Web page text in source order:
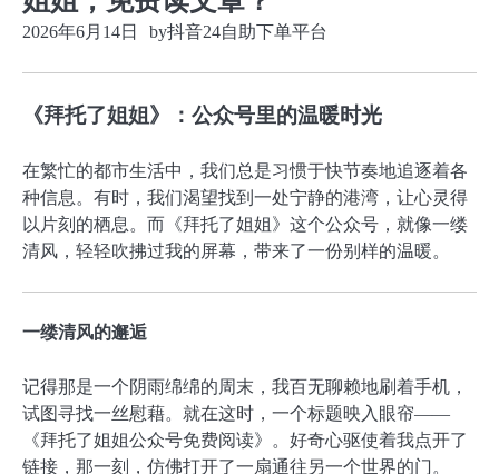
2026年6月14日 by抖音24自助下单平台
《拜托了姐姐》：公众号里的温暖时光
在繁忙的都市生活中，我们总是习惯于快节奏地追逐着各
种信息。有时，我们渴望找到一处宁静的港湾，让心灵得
以片刻的栖息。而《拜托了姐姐》这个公众号，就像一缕
清风，轻轻吹拂过我的屏幕，带来了一份别样的温暖。
一缕清风的邂逅
记得那是一个阴雨绵绵的周末，我百无聊赖地刷着手机，
试图寻找一丝慰藉。就在这时，一个标题映入眼帘——
《拜托了姐姐公众号免费阅读》。好奇心驱使着我点开了
链接，那一刻，仿佛打开了一扇通往另一个世界的门。